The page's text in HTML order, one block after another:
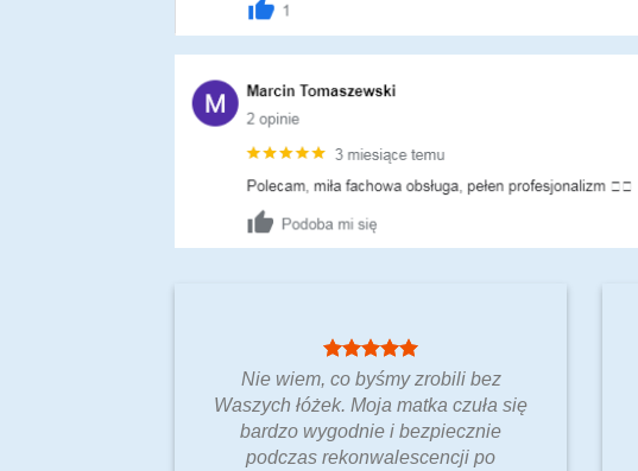
Nie wiem, co byśmy zrobili bez
Waszych łóżek. Moja matka czuła się
bardzo wygodnie i bezpiecznie
podczas rekonwalescencji po